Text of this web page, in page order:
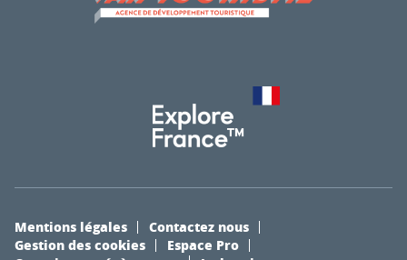
Mentions légales
Contactez nous
Gestion des cookies
Espace Pro